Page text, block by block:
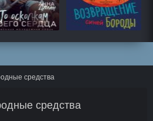
средства
средства